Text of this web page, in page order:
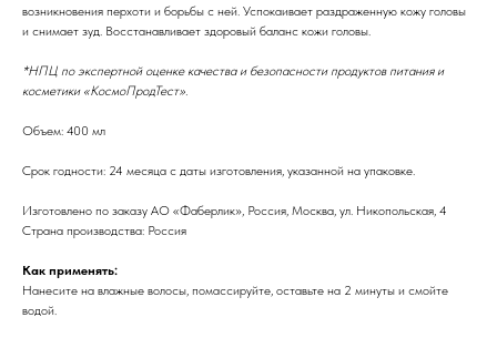
возникновения перхоти и борьбы с ней. Успокаивает раздраженную кожу головы
и снимает зуд. Восстанавливает здоровый баланс кожи головы.
*НПЦ по экспертной оценке качества и безопасности продуктов питания и
косметики «КосмоПродТест».
Объем: 400 мл
Срок годности: 24 месяца с даты изготовления, указанной на упаковке.
Изготовлено по заказу АО «Фаберлик», Россия, Москва, ул. Никопольская, 4
Страна производства: Россия
Как применять:
Нанесите на влажные волосы, помассируйте, оставьте на 2 минуты и смойте
водой.